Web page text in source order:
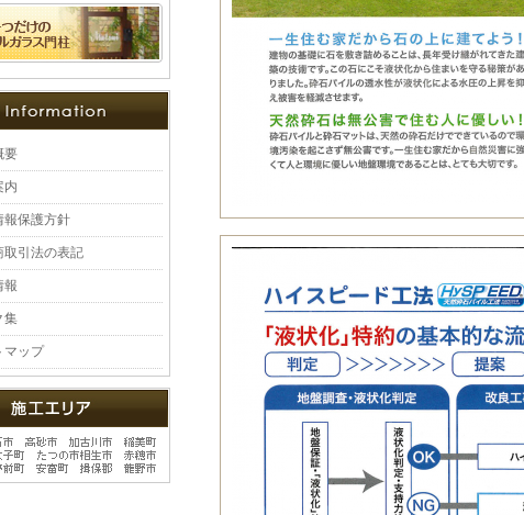
要
内
報保護方針
取引法の表記
報
集
マップ